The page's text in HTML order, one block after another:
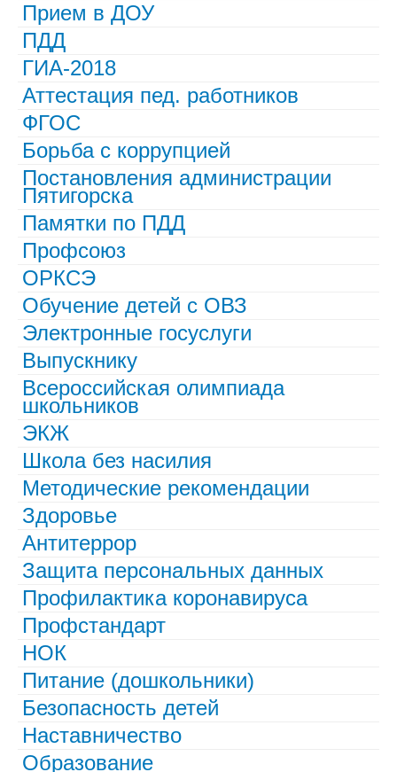
Прием в ДОУ
ПДД
ГИА-2018
Аттестация пед. работников
ФГОС
Борьба с коррупцией
Постановления администрации
Пятигорска
Памятки по ПДД
Профсоюз
ОРКСЭ
Обучение детей с ОВЗ
Электронные госуслуги
Выпускнику
Всероссийская олимпиада
школьников
ЭКЖ
Школа без насилия
Методические рекомендации
Здоровье
Антитеррор
Защита персональных данных
Профилактика коронавируса
Профстандарт
НОК
Питание (дошкольники)
Безопасность детей
Наставничество
Образование